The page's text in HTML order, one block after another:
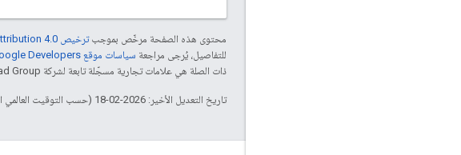
محتوى هذه الصفحة مرخّص بموجبترخيص Creative Commons Attribution 4.0‏
للتفاصيل، يُرجى مراجعة سياسات موقع Google Developers الإلكتروني
ذات الصلة هي علامات تجارية مسجّلة تابعة لشركة Thread Group ويتم استخدامها بموجب ترخيص.
تاريخ التعديل الأخير: 2026-02-18 (حسب التوقيت العالمي المتفَّق عليه)